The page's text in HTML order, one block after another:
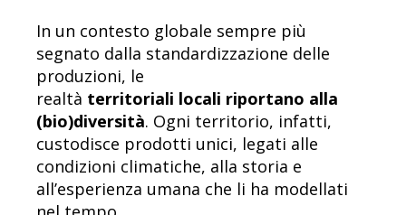
In un contesto globale sempre più
segnato dalla standardizzazione delle
produzioni, le
realtà territoriali locali riportano alla
(bio)diversità. Ogni territorio, infatti,
custodisce prodotti unici, legati alle
condizioni climatiche, alla storia e
all’esperienza umana che li ha modellati